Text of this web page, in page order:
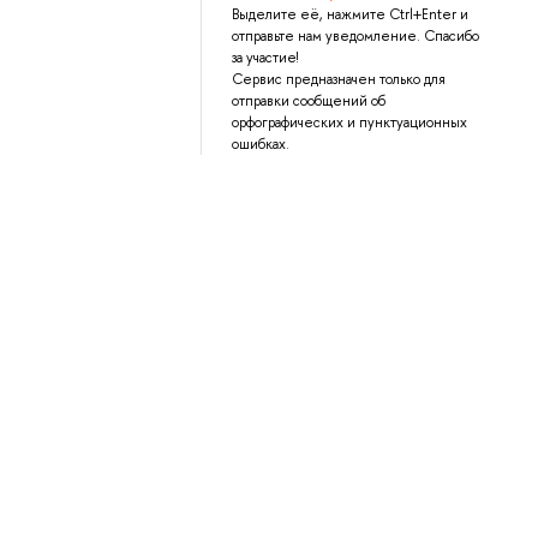
Выделите её, нажмите Ctrl+Enter и
отправьте нам уведомление. Спасибо
за участие!
Сервис предназначен только для
отправки сообщений об
орфографических и пунктуационных
ошибках.